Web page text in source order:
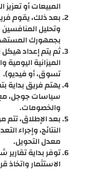
المبيعات أو تعزيز
بعد ذلك، يقوم
وتحليل المنافسين
بجمهورك
ثم يتم إعداد
الميزانية
تسوق، أو فيديو).
يهتم فريق بداية
سياسات جوجل،
والخصومات.
بعد الإطلاق، تتم
النتائج، وإجراء
معدل التحويل.
توفر بداية
الاستثمار